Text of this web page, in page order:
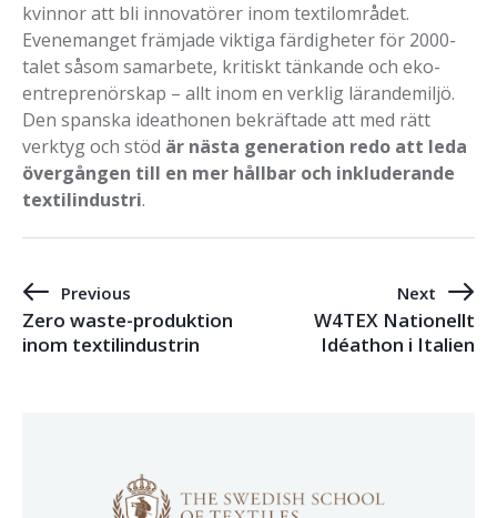
kvinnor att bli innovatörer inom textilområdet.
Evenemanget främjade viktiga färdigheter för 2000-
talet såsom samarbete, kritiskt tänkande och eko-
entreprenörskap – allt inom en verklig lärandemiljö.
Den spanska ideathonen bekräftade att med rätt
verktyg och stöd är nästa generation redo att leda
övergången till en mer hållbar och inkluderande
textilindustri.
Previous
Zero waste-produktion
inom textilindustrin
Next
W4TEX Nationellt
Idéathon i Italien